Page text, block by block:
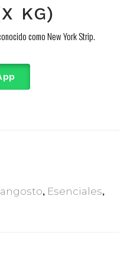
KG)
como New York Strip.
, Esenciales,